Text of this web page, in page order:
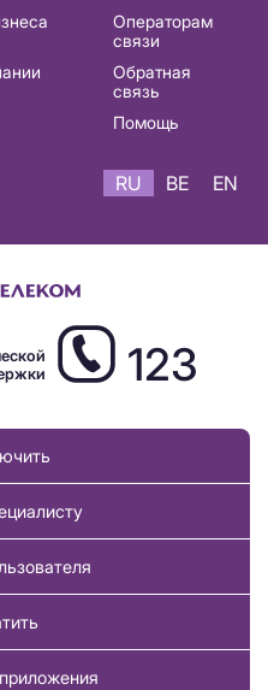
Операторам
связи
Обратная
связь
Помощь
RU BE EN
123